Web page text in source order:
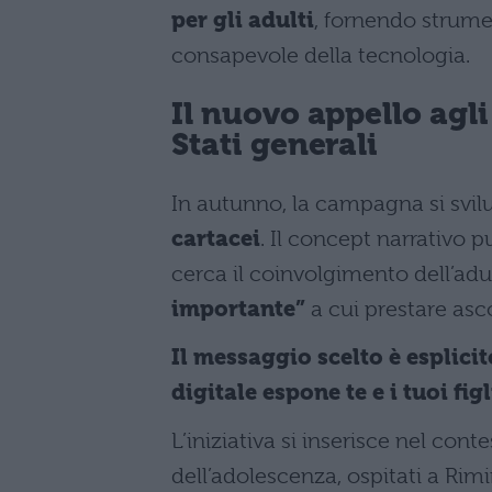
per gli adulti, fornendo
consapevole della tecnologia.
Il nuovo appello
Stati generali
In autunno, la campagna si
cartacei. Il concept narrativo
cerca il coinvolgimento
importante” a cui prestare
Il messaggio scelto è
digitale espone te e i tuoi
L’iniziativa si inserisce nel
dell’adolescenza, ospitati a